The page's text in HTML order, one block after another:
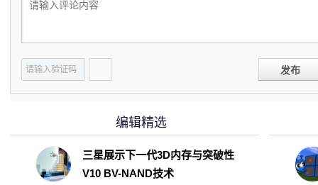
发布
编辑精选
三星展示下一代3D内存与突破性
V10 BV-NAND技术